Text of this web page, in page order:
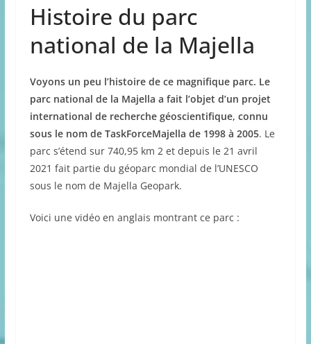
Histoire du parc
national de la Majella
Voyons un peu l’histoire de ce magnifique parc. Le
parc national de la Majella a fait l’objet d’un projet
international de recherche géoscientifique, connu
sous le nom de TaskForceMajella de 1998 à 2005. Le
parc s’étend sur 740,95 km 2 et depuis le 21 avril
2021 fait partie du géoparc mondial de l’UNESCO
sous le nom de Majella Geopark.
Voici une vidéo en anglais montrant ce parc :